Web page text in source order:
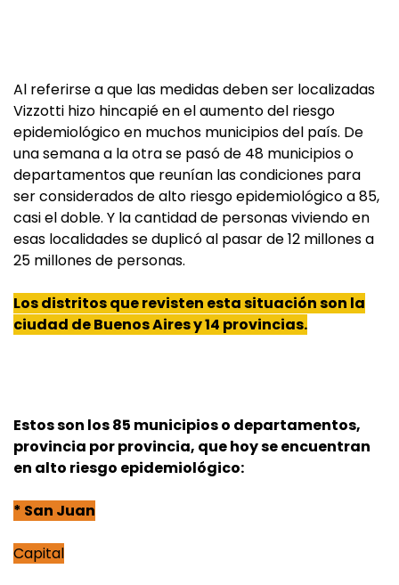
Al referirse a que las medidas deben ser localizadas
Vizzotti hizo hincapié en el aumento del riesgo
epidemiológico en muchos municipios del país. De
una semana a la otra se pasó de 48 municipios o
departamentos que reunían las condiciones para
ser considerados de alto riesgo epidemiológico a 85,
casi el doble. Y la cantidad de personas viviendo en
esas localidades se duplicó al pasar de 12 millones a
25 millones de personas.
Los distritos que revisten esta situación son la
ciudad de Buenos Aires y 14 provincias.
Estos son los 85 municipios o departamentos,
provincia por provincia, que hoy se encuentran
en alto riesgo epidemiológico:
* San Juan
Capital